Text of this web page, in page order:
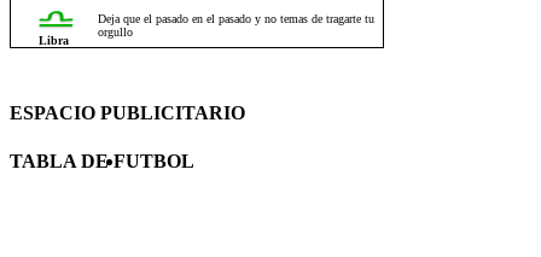
ESPACIO PUBLICITARIO
TABLA DE FUTBOL